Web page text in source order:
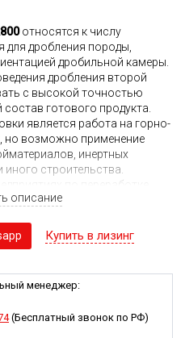
относятся к числу
для дробления породы,
дробильной камеры.
дробления второй
с высокой точностью
готового продукта.
является работа на горно-
но возможно применение
инертных
строительства.
по переработке
бетона в процессе его
большое количество
но различной
Гидравлическое открытие
и ремонтных работ,
на возможность
пластин допускается в
описание
Купить в лизинг
менеджер:
(Бесплатный звонок по РФ)